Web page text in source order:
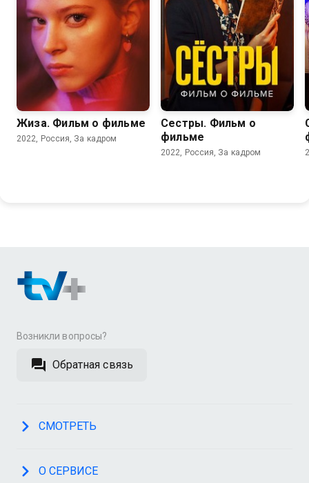
Жиза. Фильм о фильме
2022, Россия, За кадром
Сестры. Фильм о
фильме
2022, Россия, За кадром
Возникли вопросы?
Обратная связь
СМОТРЕТЬ
О СЕРВИСЕ